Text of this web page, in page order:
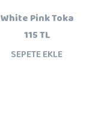
White Pink Toka
115 TL
SEPETE EKLE